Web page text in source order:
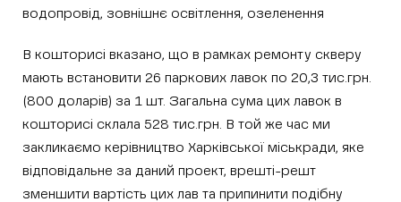
водопровід, зовнішнє освітлення, озеленення
В кошторисі вказано, що в рамках ремонту скверу
мають встановити 26 паркових лавок по 20,3 тис.грн.
(800 доларів) за 1 шт. Загальна сума цих лавок в
кошторисі склала 528 тис.грн. В той же час ми
закликаємо керівництво Харківської міськради, яке
відповідальне за даний проект, врешті-решт
зменшити вартість цих лав та припинити подібну